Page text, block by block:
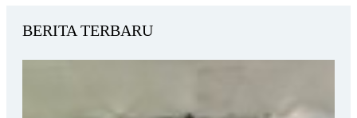
BERITA TERBARU